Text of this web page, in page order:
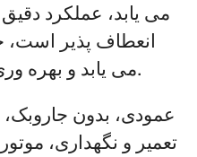
می یابد، عملکرد
انعطاف پذیر
می یابد و بهره وری بسیار بهبود می یابد.
تعمیر و نگهداری، موتور